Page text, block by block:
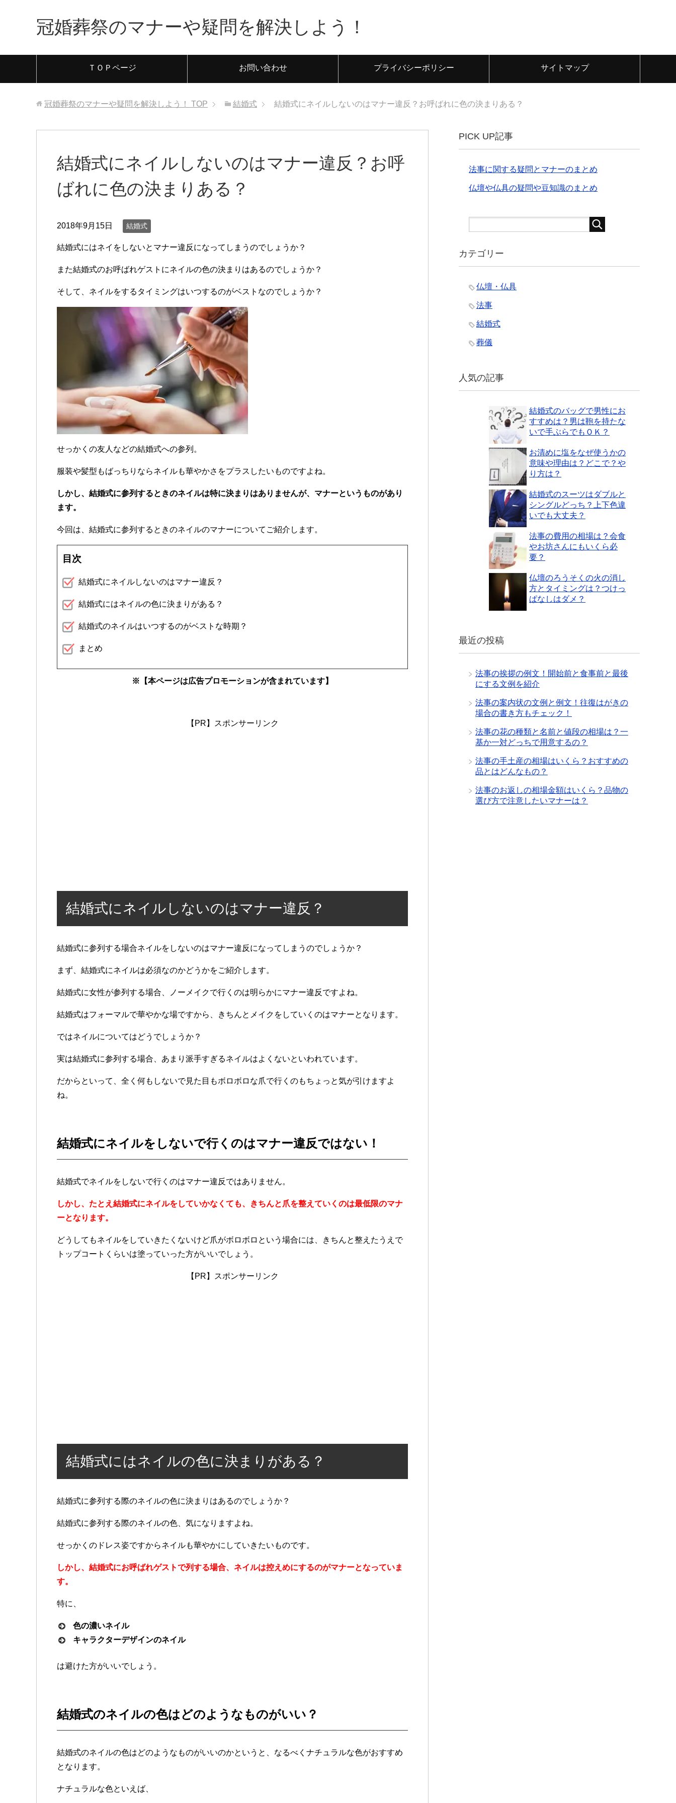
冠婚葬祭のマナーや疑問を解決しよう！
ＴＯＰページ お問い合わせ プライバシーポリシー サイトマップ
冠婚葬祭のマナーや疑問を解決しよう！ TOP 結婚式 結婚式にネイルしないのはマナー違反？お呼ばれに色の決まりある？
結婚式にネイルしないのはマナー違反？お呼
ばれに色の決まりある？
2018年9月15日 結婚式
結婚式にはネイをしないとマナー違反になってしまうのでしょうか？
また結婚式のお呼ばれゲストにネイルの色の決まりはあるのでしょうか？
そして、ネイルをするタイミングはいつするのがベストなのでしょうか？
せっかくの友人などの結婚式への参列。
服装や髪型もばっちりならネイルも華やかさをプラスしたいものですよね。
しかし、結婚式に参列するときのネイルは特に決まりはありませんが、マナーというものがあり
ます。
今回は、結婚式に参列するときのネイルのマナーについてご紹介します。
目次
結婚式にネイルしないのはマナー違反？
結婚式にはネイルの色に決まりがある？
結婚式のネイルはいつするのがベストな時期？
まとめ
※【本ページは広告プロモーションが含まれています】
【PR】スポンサーリンク
結婚式にネイルしないのはマナー違反？
結婚式に参列する場合ネイルをしないのはマナー違反になってしまうのでしょうか？
まず、結婚式にネイルは必須なのかどうかをご紹介します。
結婚式に女性が参列する場合、ノーメイクで行くのは明らかにマナー違反ですよね。
結婚式はフォーマルで華やかな場ですから、きちんとメイクをしていくのはマナーとなります。
ではネイルについてはどうでしょうか？
実は結婚式に参列する場合、あまり派手すぎるネイルはよくないといわれています。
だからといって、全く何もしないで見た目もボロボロな爪で行くのもちょっと気が引けますよ
ね。
結婚式にネイルをしないで行くのはマナー違反ではない！
結婚式でネイルをしないで行くのはマナー違反ではありません。
しかし、たとえ結婚式にネイルをしていかなくても、きちんと爪を整えていくのは最低限のマナ
ーとなります。
どうしてもネイルをしていきたくないけど爪がボロボロという場合には、きちんと整えたうえで
トップコートくらいは塗っていった方がいいでしょう。
【PR】スポンサーリンク
結婚式にはネイルの色に決まりがある？
結婚式に参列する際のネイルの色に決まりはあるのでしょうか？
結婚式に参列する際のネイルの色、気になりますよね。
せっかくのドレス姿ですからネイルも華やかにしていきたいものです。
しかし、結婚式にお呼ばれゲストで列する場合、ネイルは控えめにするのがマナーとなっていま
す。
特に、
色の濃いネイル
キャラクターデザインのネイル
は避けた方がいいでしょう。
結婚式のネイルの色はどのようなものがいい？
結婚式のネイルの色はどのようなものがいいのかというと、なるべくナチュラルな色がおすすめ
となります。
ナチュラルな色といえば、
PICK UP記事
法事に関する疑問とマナーのまとめ
仏壇や仏具の疑問や豆知識のまとめ
カテゴリー
仏壇・仏具
法事
結婚式
葬儀
人気の記事
結婚式のバッグで男性にお
すすめは？男は鞄を持たな
いで手ぶらでもＯＫ？
お清めに塩をなぜ使うかの
意味や理由は？どこで？や
り方は？
結婚式のスーツはダブルと
シングルどっち？上下色違
いでも大丈夫？
法事の費用の相場は？会食
やお坊さんにもいくら必
要？
仏壇のろうそくの火の消し
方とタイミングは？つけっ
ぱなしはダメ？
最近の投稿
法事の挨拶の例文！開始前と食事前と最後
にする文例を紹介
法事の案内状の文例と例文！往復はがきの
場合の書き方もチェック！
法事の花の種類と名前と値段の相場は？一
基か一対どっちで用意するの？
法事の手土産の相場はいくら？おすすめの
品とはどんなもの？
法事のお返しの相場金額はいくら？品物の
選び方で注意したいマナーは？